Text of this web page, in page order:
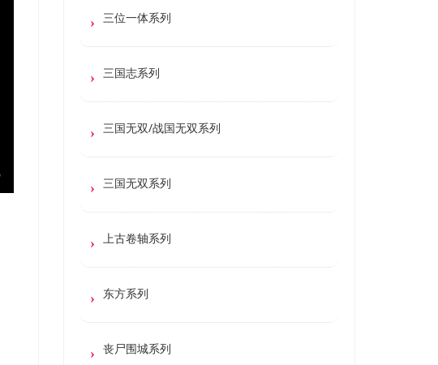
三位一体系列
三国志系列
三国无双/战国无双系列
三国无双系列
上古卷轴系列
东方系列
丧尸围城系列